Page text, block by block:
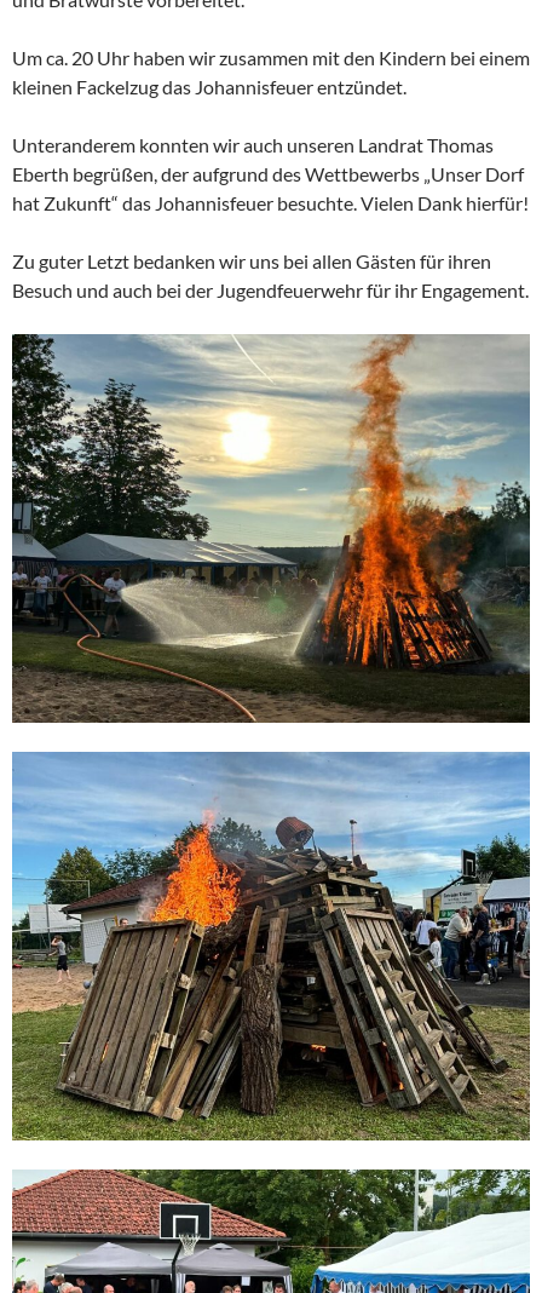
Umca. 20 Uhr haben wir zusammen mit den Kindern bei einem
kleinen Fackelzug das Johannisfeuer entzündet.
Unteranderem konnten wir auch unseren Landrat Thomas
Eberth begrüßen, der aufgrund des Wettbewerbs „Unser Dorf
hat Zukunft“ das Johannisfeuer besuchte. Vielen Dank hierfür!
Zu guter Letzt bedanken wir uns bei allen Gästen für ihren
Besuch und auch bei der Jugendfeuerwehr für ihr Engagement.